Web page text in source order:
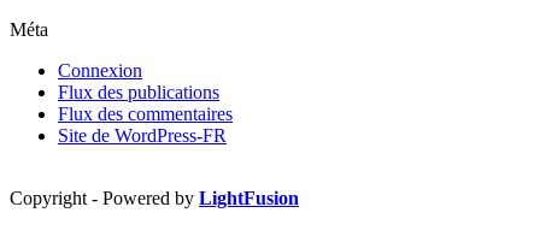
Méta
Connexion
Flux des publications
Flux des commentaires
Site de WordPress-FR
Copyright - Powered by LightFusion